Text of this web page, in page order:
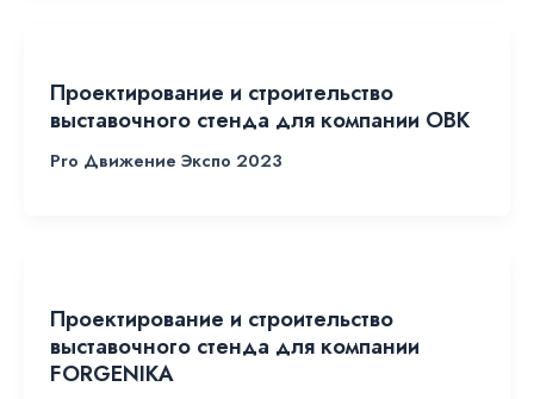
Проектирование и строительство
выставочного стенда для компании ОВК
Pro Движение Экспо 2023
Проектирование и строительство
выставочного стенда для компании
FORGENIKA